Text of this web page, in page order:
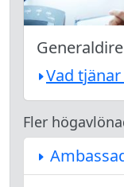
Vad
Fler